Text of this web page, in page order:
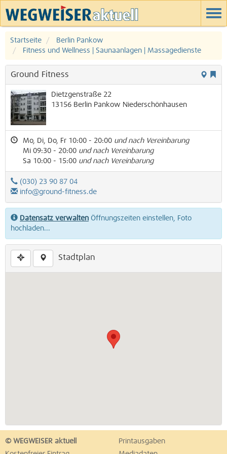
Startseite
Berlin Pankow
Fitness und Wellness | Saunaanlagen | Massagedienste
Ground Fitness
Dietzgenstraße 22
13156 Berlin Pankow Niederschönhausen
Mo, Di, Do, Fr 10:00 - 20:00 und nach Vereinbarung
Mi 09:30 - 20:00 und nach Vereinbarung
Sa 10:00 - 15:00 und nach Vereinbarung
(030) 23 90 87 04
info@ground-fitness.de
Datensatz verwalten Öffnungszeiten einstellen, Foto
hochladen...
Stadtplan
© WEGWEISER aktuell
Printausgaben